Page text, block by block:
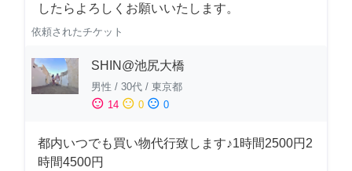
したらよろしくお願いいたします。
依頼されたチケット
SHIN@池尻大橋
男性 / 30代 / 東京都
sentiment_satisfied 14 sentiment_neutral 0 sentiment_dissatisfied 0
都内いつでも買い物代行致します♪1時間2500円2
時間4500円